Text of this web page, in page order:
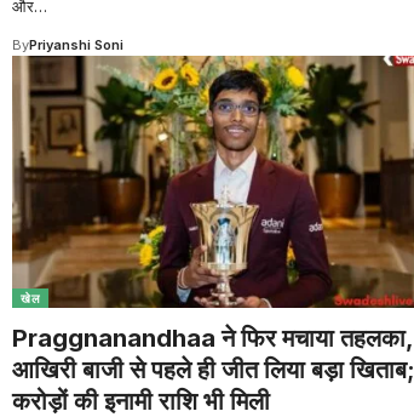
और…
ByPriyanshi Soni
खेल
Praggnanandhaa ने फिर मचाया तहलका,
आखिरी बाजी से पहले ही जीत लिया बड़ा खिताब;
करोड़ों की इनामी राशि भी मिली